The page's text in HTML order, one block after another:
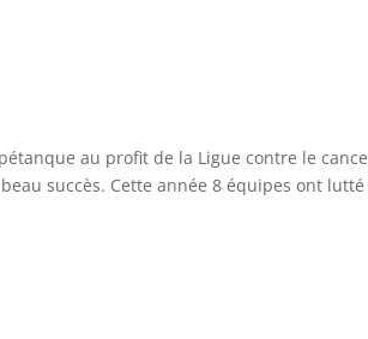
au profit de la Ligue contre le
succès. Cette année 8 équipes ont lutté